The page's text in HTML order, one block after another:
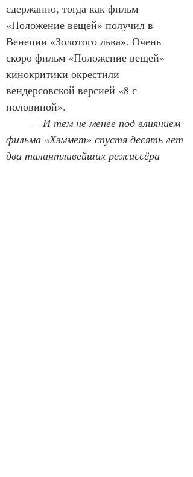
сдержанно, тогда как фильм
«Положение вещей» получил в
Венеции «Золотого льва». Очень
скоро фильм «Положение вещей»
кинокритики окрестили
вендерсовской версией «8 с
половиной».
фильма «Хэммет» спустя десять лет
два талантливейших режиссёра